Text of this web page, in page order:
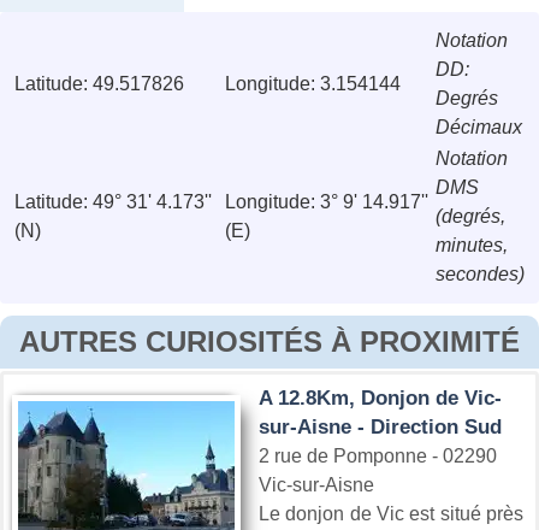
Latitude: 49.517826 Longitude: 3.154144
Notation
DD:
Degrés
Décimaux
Latitude: 49° 31' 4.173''
(N)
Longitude: 3° 9' 14.917''
(E)
Notation
DMS
(degrés,
minutes,
secondes)
AUTRES CURIOSITÉS À PROXIMITÉ
A 12.8Km, Donjon de Vic-
sur-Aisne - Direction Sud
2 rue de Pomponne - 02290
Vic-sur-Aisne
Le donjon de Vic est situé près